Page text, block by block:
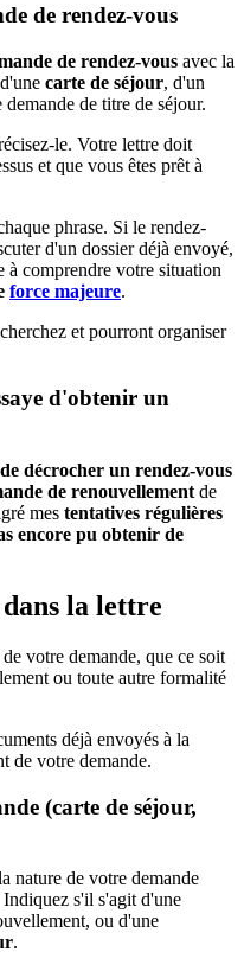
de rendez-vous
de rendez-vous avec la
carte de séjour, d'un
de titre de séjour.
le. Votre lettre doit
et que vous êtes prêt à
phrase. Si le rendez-
d'un dossier déjà envoyé,
à comprendre votre situation
force majeure.
et pourront organiser
d'obtenir un
décrocher un rendez-vous
de renouvellement de
mes tentatives régulières
encore pu obtenir de
la lettre
votre demande, que ce soit
ou toute autre formalité
déjà envoyés à la
de votre demande.
(carte de séjour,
nature de votre demande
Indiquez s'il s'agit d'une
ou d'une
.